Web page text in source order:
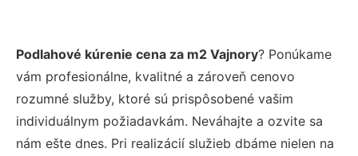
Podlahové kúrenie cena za m2 Vajnory? Ponúkame
vám profesionálne, kvalitné a zároveň cenovo
rozumné služby, ktoré sú prispôsobené vašim
individuálnym požiadavkám. Neváhajte a ozvite sa
nám ešte dnes. Pri realizácií služieb dbáme nielen na